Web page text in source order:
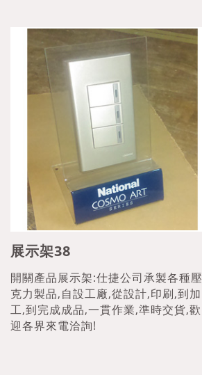
展示架38
開關產品展示架:仕捷公司承製各種壓
克力製品,自設工廠,從設計,印刷,到加
工,到完成成品,一貫作業,準時交貨,歡
迎各界來電洽詢!